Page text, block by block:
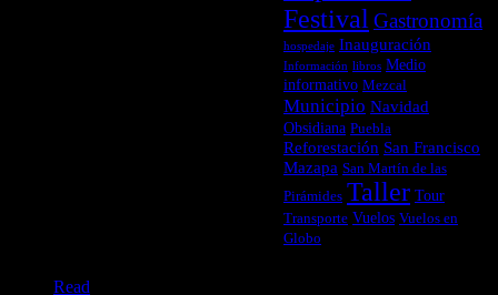
Read
Festival Gastronomía
hospedaje Inauguración
Información libros Medio
informativo Mezcal
Municipio Navidad
Obsidiana Puebla
Reforestación San Francisco
Mazapa San Martín de las
Pirámides Taller Tour
Transporte Vuelos Vuelos en
Globo